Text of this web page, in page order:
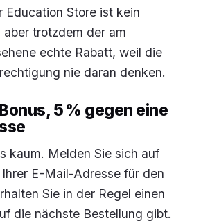
Education Store ist kein
aber trotzdem der am
echte Rabatt, weil die
nie daran denken.
5 % gegen eine
kaum. Melden Sie sich auf
E-Mail-Adresse für den
Sie in der Regel einen
die nächste Bestellung gibt.